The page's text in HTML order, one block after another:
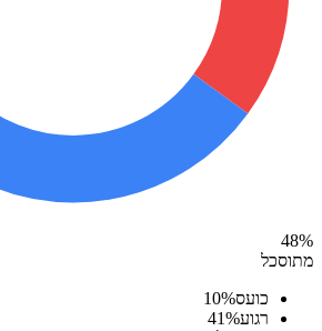
48%
מתוסכל
כועס
10%
רגוע
41%